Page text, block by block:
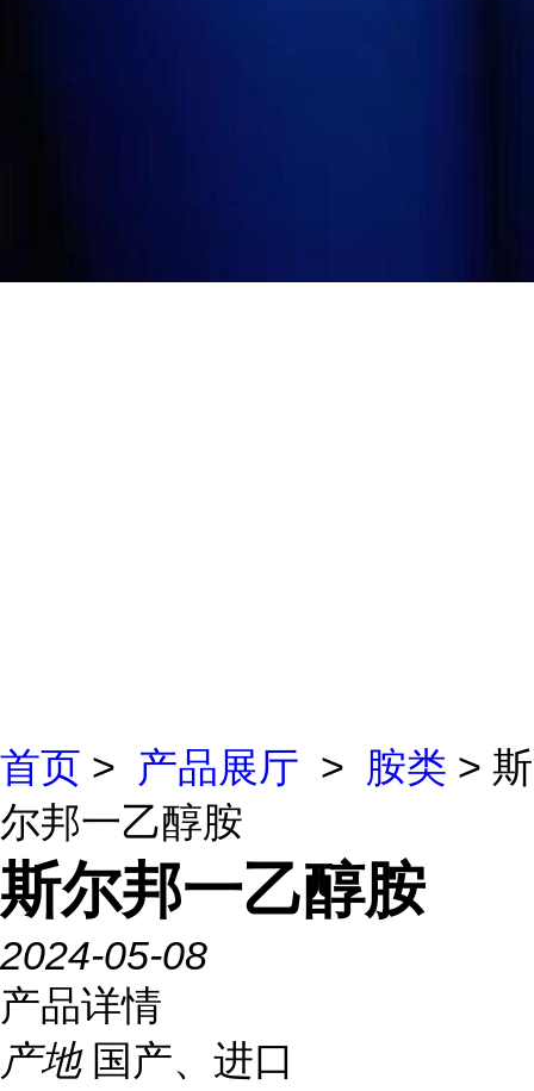
首页 > 产品展厅 > 胺类 > 斯
尔邦一乙醇胺
斯尔邦一乙醇胺
2024-05-08
产品详情
产地 国产、进口